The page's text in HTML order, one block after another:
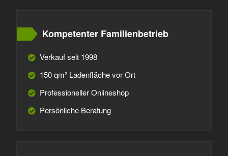
Kompetenter Familienbetrieb
Verkauf seit 1998
150 qm² Ladenfläche vor Ort
Professioneller Onlineshop
Persönliche Beratung